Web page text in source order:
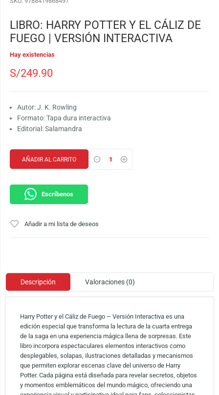
LIBRO: HARRY POTTER Y EL CÁLIZ DE
FUEGO | VERSIÓN INTERACTIVA
Hay existencias
S/249.90
Autor:J. K. Rowling
Formato: Tapa dura interactiva
Editorial:Salamandra
AÑADIR AL CARRITO
Escríbenos
Añadir a mi lista de deseos
Descripción Valoraciones (0)
Harry Potter y el Cáliz de Fuego – Versión Interactiva es una
edición especial que transforma la lectura de la cuarta entrega
de la saga en una experiencia mágica llena de sorpresas. Este
libro incorpora espectaculares elementos interactivos como
desplegables, solapas, ilustraciones detalladas y mecanismos
que permiten explorar escenas clave del universo de Harry
Potter. Cada página está diseñada para revelar secretos, objetos
y momentos emblemáticos del mundo mágico, ofreciendo una